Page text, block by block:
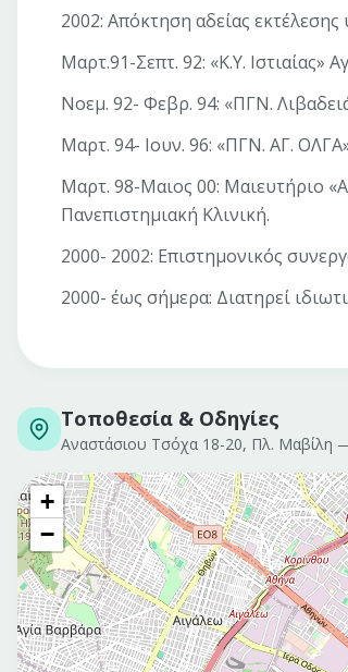
2002: Απόκτηση αδείας
Μαρτ.91-Σεπτ. 92: «Κ.Υ. Ιστιαίας»
Νοεμ. 92- Φεβρ. 94: «ΠΓΝ.
Μαρτ. 94- Ιουν. 96: «ΠΓΝ. ΑΓ.
Μαρτ. 98-Μαιος 00: Μαιευτήριο
Πανεπιστημιακή Κλινική.
2000- 2002: Επιστημονικός
2000- έως σήμερα: Διατηρεί
Τοποθεσία & Οδηγίες
Αναστάσιου Τσόχα 18-20, Πλ. Μαβίλη
+
−